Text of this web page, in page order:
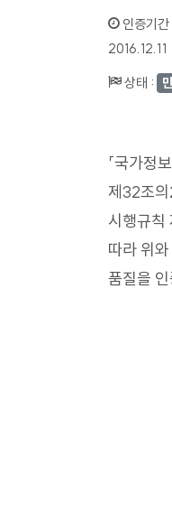
인증기간
2016.12.11
상태 :
「국가정
제32조의
시행규칙
따라 위
품질을